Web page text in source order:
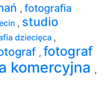
, fotografia
, studio
dziecięca ,
, fotograf
komercyjna ,